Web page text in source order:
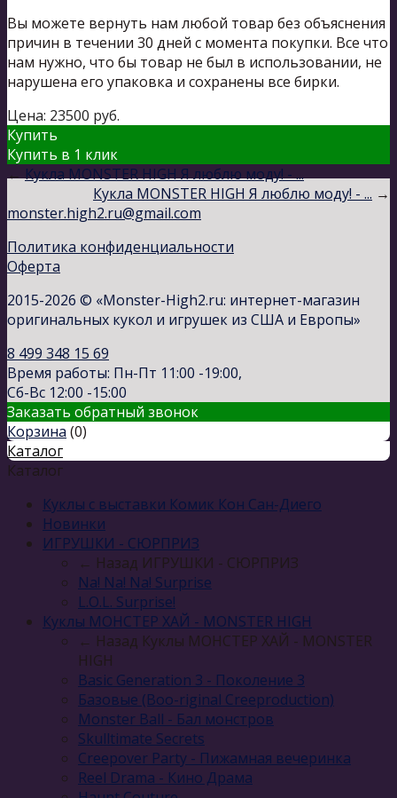
Вы можете вернуть нам любой товар без объяснения
причин в течении 30 дней с момента покупки. Все что
нам нужно, что бы товар не был в использовании, не
нарушена его упаковка и сохранены все бирки.
Цена: 23500 руб.
Купить
Купить в 1 клик
←Кукла MONSTER HIGH Я люблю моду! - ...
Кукла MONSTER HIGH Я люблю моду! - ... →
monster.high2.ru@gmail.com
Политика конфиденциальности
Оферта
2015-2026 © «Monster-High2.ru: интернет-магазин
оригинальных кукол и игрушек из США и Европы»
8 499 348 15 69
Время работы: Пн-Пт 11:00 -19:00,
Сб-Вс 12:00 -15:00
Заказать обратный звонок
Корзина (0)
Каталог
Каталог
Куклы с выставки Комик Кон Сан-Диего
Новинки
ИГРУШКИ - СЮРПРИЗ
← Назад ИГРУШКИ - СЮРПРИЗ
Na! Na! Na! Surprise
L.O.L. Surprise!
Куклы МОНСТЕР ХАЙ - MONSTER HIGH
← Назад Куклы МОНСТЕР ХАЙ - MONSTER
HIGH
Basic Generation 3 - Поколение 3
Базовые (Boo-riginal Creeproduction)
Monster Ball - Бал монстров
Skulltimate Secrets
Creepover Party - Пижамная вечеринка
Reel Drama - Кино Драма